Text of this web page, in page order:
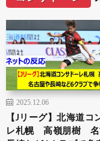
2025.12.06
【Jリーグ】北海道コ
レ札幌 高嶺朋樹 名